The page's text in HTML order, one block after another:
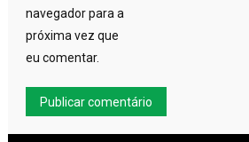
navegador para a
próxima vez que
eu comentar.